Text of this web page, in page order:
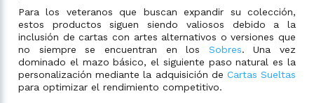
Para los veteranos que buscan expandir su colección,
estos productos siguen siendo valiosos debido a la
inclusión de cartas con artes alternativos o versiones que
no siempre se encuentran en los Sobres. Una vez
dominado el mazo básico, el siguiente paso natural es la
personalización mediante la adquisición de Cartas Sueltas
para optimizar el rendimiento competitivo.